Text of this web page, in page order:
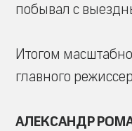
побывал с
Итогом
главного
АЛЕКСАНДР